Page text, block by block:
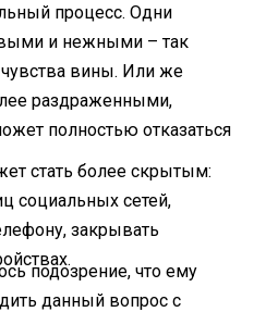
процесс. Одни
и нежными – так
чувства вины. Или же
раздраженными,
полностью отказаться
стать более скрытым:
социальных сетей,
закрывать
подозрение, что ему
данный вопрос с